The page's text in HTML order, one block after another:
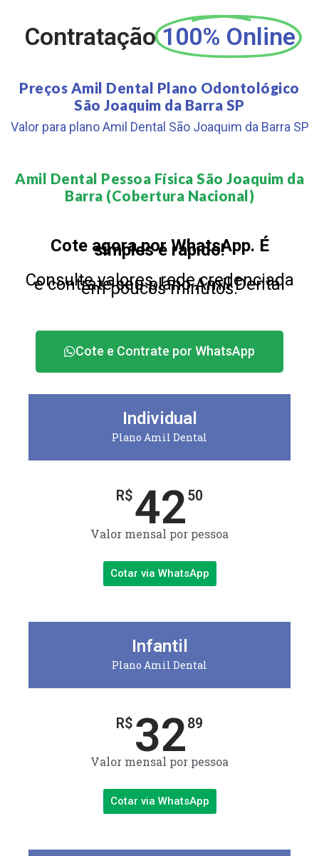
Contratação 100% Online
Preços Amil Dental Plano Odontológico
São Joaquim da Barra SP
Valor para plano Amil Dental São Joaquim da Barra SP
Amil Dental Pessoa Física São Joaquim da
Barra (Cobertura Nacional)​
Cote agora por WhatsApp. É
simples e rápido!
Consulte valores, rede credenciada
e contrate seu plano Amil Dental
em poucos minutos.
Cote e Contrate por WhatsApp
Individual
Plano Amil Dental
R$4250
Valor mensal por pessoa
Cotar via WhatsApp
Infantil
Plano Amil Dental
R$ 3289
Valor mensal por pessoa
Cotar via WhatsApp